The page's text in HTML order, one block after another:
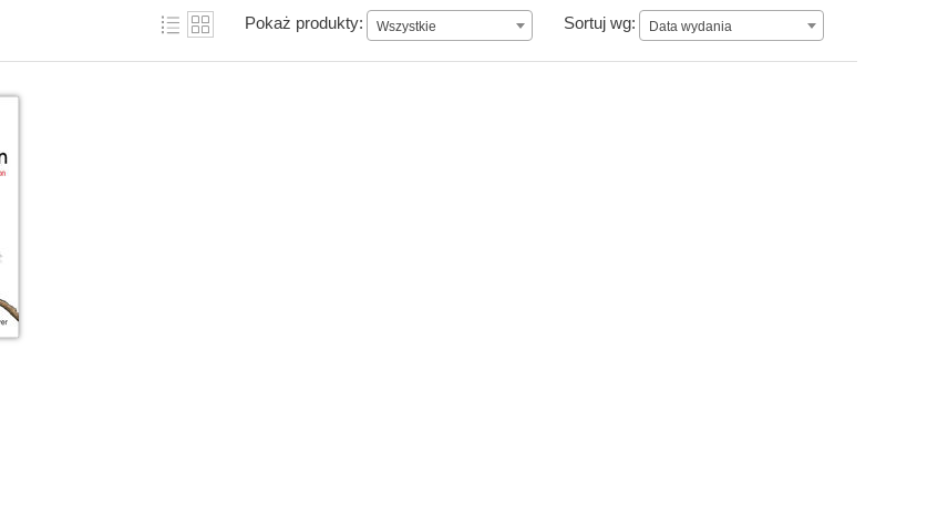
Pokaż produkty: Wszystkie Sortuj wg: Data wydania
Data wydania